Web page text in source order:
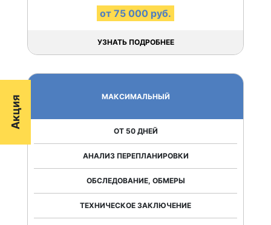
от 75 000 руб.
УЗНАТЬ ПОДРОБНЕЕ
МАКСИМАЛЬНЫЙ
ОТ 50 ДНЕЙ
АНАЛИЗ ПЕРЕПЛАНИРОВКИ
ОБСЛЕДОВАНИЕ, ОБМЕРЫ
ТЕХНИЧЕСКОЕ ЗАКЛЮЧЕНИЕ
Акция